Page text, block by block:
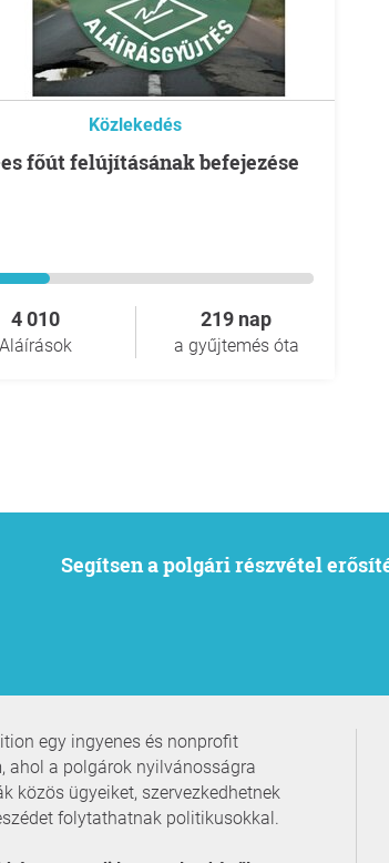
Közlekedés
es főút felújításának befejezése
4 010
Aláírások
219 nap
a gyűjtemés óta
Segítsen a polgári részvétel
egy ingyenes és nonprofit
ahol a polgárok nyilvánosságra
közös ügyeiket, szervezkedhetnek
folytathatnak politikusokkal.